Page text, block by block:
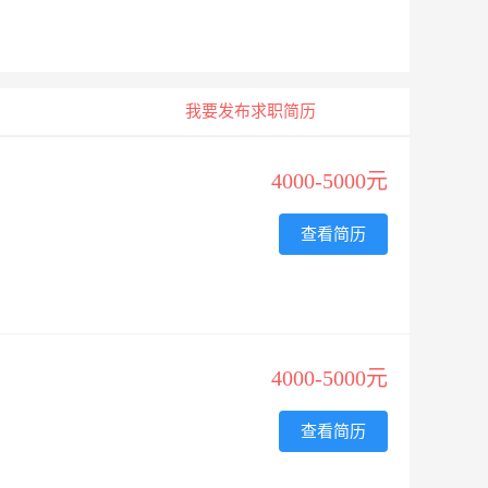
我要发布求职简历
4000-5000元
查看简历
4000-5000元
查看简历